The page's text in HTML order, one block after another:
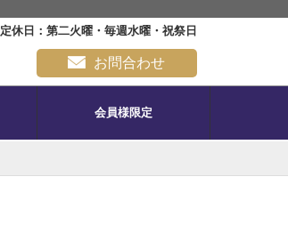
定休日：第二火曜・毎週水曜・祝祭日
お問合わせ
会員様限定